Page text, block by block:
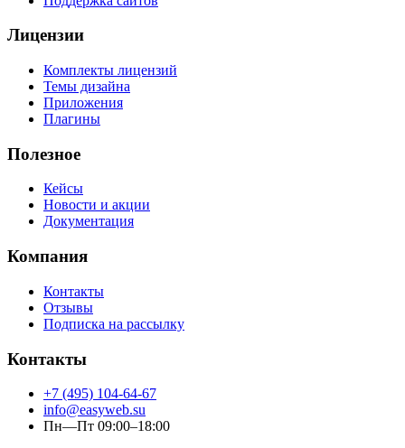
Лицензии
Комплекты лицензий
Темы дизайна
Приложения
Плагины
Полезное
Кейсы
Новости и акции
Документация
Компания
Контакты
Отзывы
Подписка на рассылку
Контакты
+7 (495) 104-64-67
info@easyweb.su
Пн—Пт 09:00–18:00